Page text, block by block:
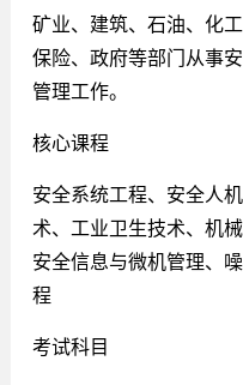
矿业、建筑、石油、化
保险、政府等部门从事
管理工作。
核心课程
安全系统工程、安全人
术、工业卫生技术、机
安全信息与微机管理、
程
考试科目